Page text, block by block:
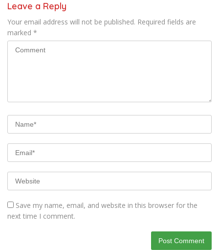
Leave a Reply
Your email address will not be published. Required fields are
marked *
Save my name, email, and website in this browser for the
next time I comment.